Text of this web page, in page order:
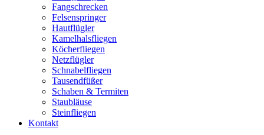
Fangschrecken
Felsenspringer
Hautflügler
Kamelhalsfliegen
Köcherfliegen
Netzflügler
Schnabelfliegen
Tausendfüßer
Schaben & Termiten
Staubläuse
Steinfliegen
Kontakt